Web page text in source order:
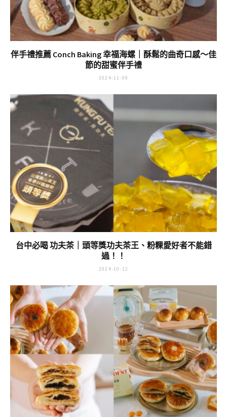
伴手禮推薦 Conch Baking 幸福海螺｜酥鬆的曲奇口感～佳
節的甜蜜伴手禮
2024-11-09
台中必喝 功夫茶｜頭等獎功夫茶王、粉粿愛好者不能錯
過！！
2024-10-12